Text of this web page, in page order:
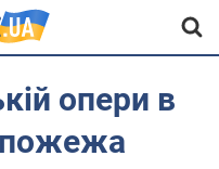
опери в
пожежа